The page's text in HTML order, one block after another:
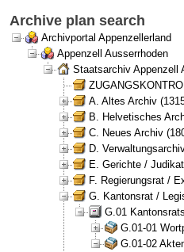
Archive plan search
Archivportal Appenzellerland
Appenzell Ausserrhoden
Staatsarchiv Appenzell
A. Altes Archiv
B. Helvetisches
C. Neues Archiv
D.
E. Gerichte /
F. Regierungsrat /
G. Kantonsrat /
G.01
G.01-01
G.01-02